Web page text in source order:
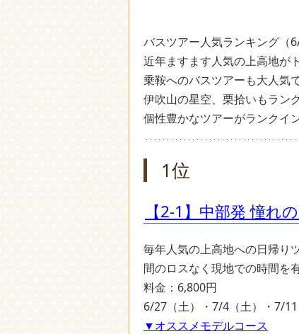
バスツアー人気ランキング（
近年ますます人気の上高地がト
乗鞍へのバスツアーも大人気で
伊吹山の星空、栗拾いもランク
個性豊かなツアーがランクイ
1位
【2-1】中部発 憧れ
毎年人気の上高地への日帰り
間のロスなく現地での時間を
料金：6,800円
6/27（土）・7/4（土）・7/
▼オススメモデルコース